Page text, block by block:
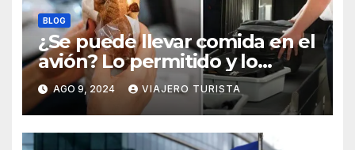
BLOG
¿Se puede llevar comida en el
avión? Lo permitido y lo
prohido
AGO 9, 2024 VIAJERO TURISTA